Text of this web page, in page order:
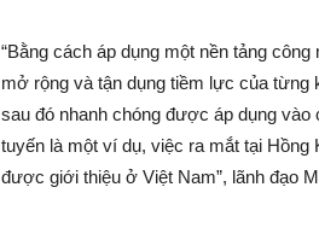
“Bằng cách áp dụng một nền tảng
mở rộng và tận dụng tiềm lực của
sau đó nhanh chóng được áp dụng
tuyến là một ví dụ, việc ra mắt tại Hồng
được giới thiệu ở Việt Nam”, lãnh đạo